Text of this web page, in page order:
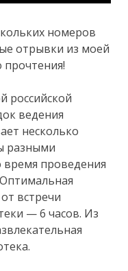
номеров
отрывки из моей
прочтения!
российской
ведения
несколько
разными
проведения
встречи
— 6 часов. Из